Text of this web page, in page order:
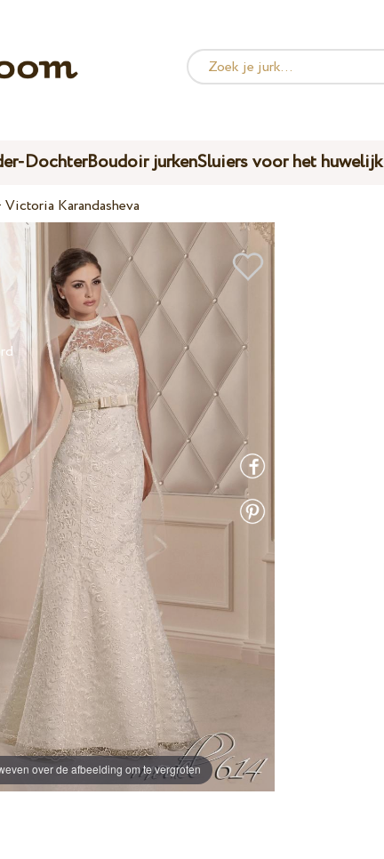
DochterBoudoir jurkenSluiers voor het huwelijk
Victoria Karandasheva
over de afbeelding om te vergroten